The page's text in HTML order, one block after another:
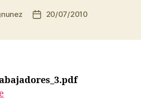
Fecha20/07/2010